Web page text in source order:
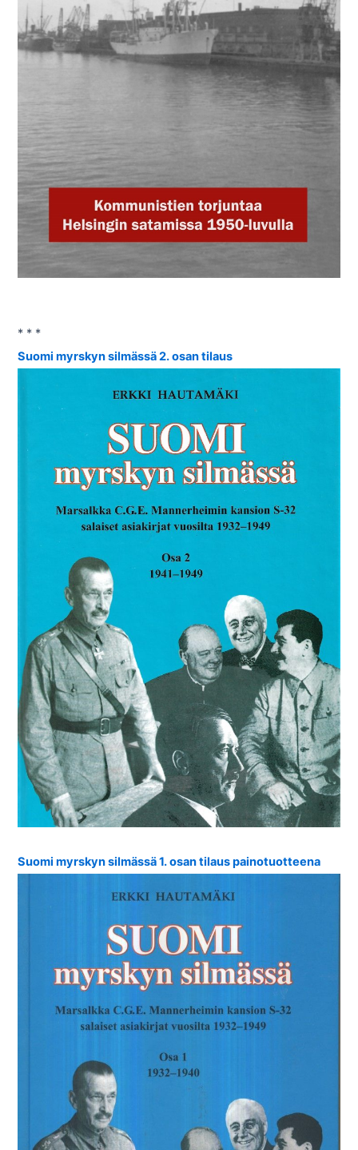
* * *
Suomi myrskyn silmässä 2. osan tilaus
Suomi myrskyn silmässä 1. osan tilaus painotuotteena